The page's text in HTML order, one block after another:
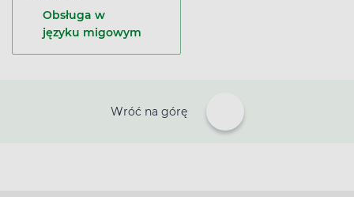
Obsługa w
języku migowym
Wróć na górę